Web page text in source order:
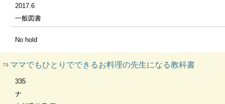
2017.6
一般図書
No hold
79 ママでもひとりでできるお料理の先生になる教科書
335
ナ